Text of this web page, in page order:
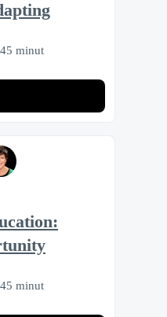
minut
minut